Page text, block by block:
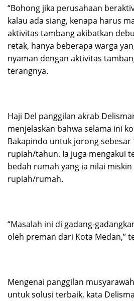
“Bohong jika perusahaan
kalau ada siang, kenapa harus
aktivitas tambang akibatkan
retak, hanya beberapa warga
nyaman dengan aktivitas
terangnya.
Haji Del panggilan akrab
menjelaskan bahwa selama ini
Bakapindo untuk jorong sebesar
rupiah/tahun. Ia juga mengakui
bedah rumah yang ia nilai
rupiah/rumah.
“Masalah ini di gadang-
oleh preman dari Kota Medan,”
Mengenai panggilan
untuk solusi terbaik, kata